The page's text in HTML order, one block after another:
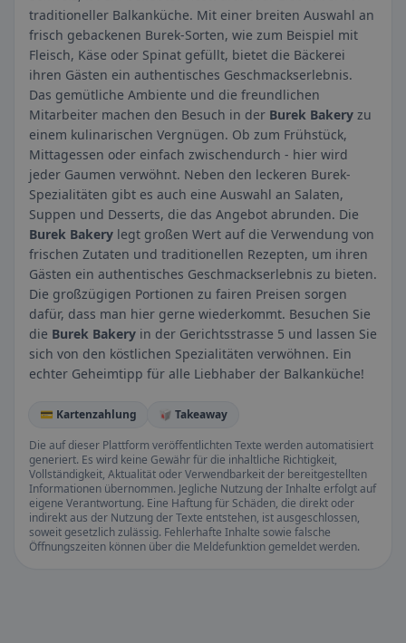
traditioneller Balkanküche. Mit einer breiten Auswahl an
frisch gebackenen Burek-Sorten, wie zum Beispiel mit
Fleisch, Käse oder Spinat gefüllt, bietet die Bäckerei
ihren Gästen ein authentisches Geschmackserlebnis.
Das gemütliche Ambiente und die freundlichen
Mitarbeiter machen den Besuch in der Burek Bakery zu
einem kulinarischen Vergnügen. Ob zum Frühstück,
Mittagessen oder einfach zwischendurch - hier wird
jeder Gaumen verwöhnt. Neben den leckeren Burek-
Spezialitäten gibt es auch eine Auswahl an Salaten,
Suppen und Desserts, die das Angebot abrunden. Die
Burek Bakery legt großen Wert auf die Verwendung von
frischen Zutaten und traditionellen Rezepten, um ihren
Gästen ein authentisches Geschmackserlebnis zu bieten.
Die großzügigen Portionen zu fairen Preisen sorgen
dafür, dass man hier gerne wiederkommt. Besuchen Sie
die Burek Bakery in der Gerichtsstrasse 5 und lassen Sie
sich von den köstlichen Spezialitäten verwöhnen. Ein
echter Geheimtipp für alle Liebhaber der Balkanküche!
💳 Kartenzahlung
🥡 Takeaway
Die auf dieser Plattform veröffentlichten Texte werden automatisiert
generiert. Es wird keine Gewähr für die inhaltliche Richtigkeit,
Vollständigkeit, Aktualität oder Verwendbarkeit der bereitgestellten
Informationen übernommen. Jegliche Nutzung der Inhalte erfolgt auf
eigene Verantwortung. Eine Haftung für Schäden, die direkt oder
indirekt aus der Nutzung der Texte entstehen, ist ausgeschlossen,
soweit gesetzlich zulässig. Fehlerhafte Inhalte sowie falsche
Öffnungszeiten können über die Meldefunktion gemeldet werden.